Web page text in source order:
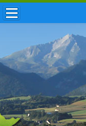
ACCUEIL / INFOS
MUNICIPALITÉ
VIE LOCALE
ENFANCE
TOURISME